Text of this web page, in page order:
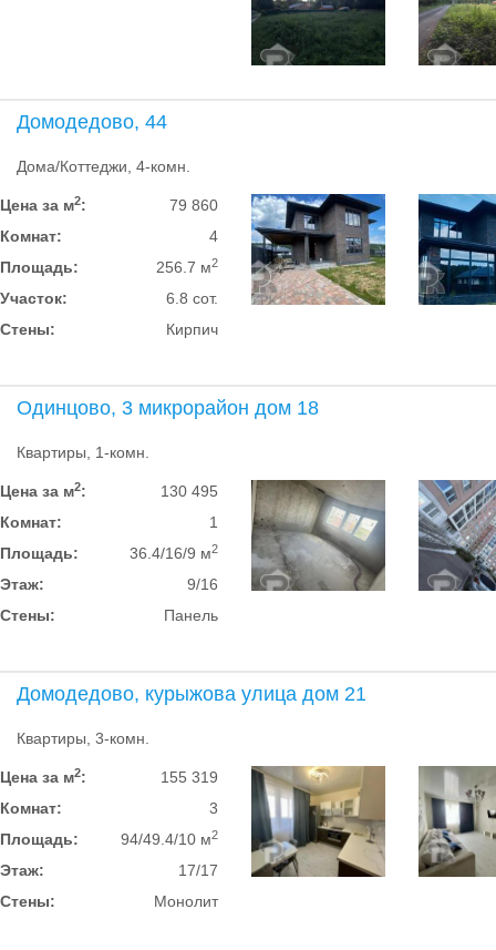
Домодедово, 44
Дома/Коттеджи, 4-комн.
Цена за м2:
79 860
Комнат:
4
Площадь:
256.7 м2
Участок:
6.8 сот.
Стены:
Кирпич
Одинцово, 3 микрорайон дом 18
Квартиры, 1-комн.
Цена за м2:
130 495
Комнат:
1
Площадь:
36.4/16/9 м2
Этаж:
9/16
Стены:
Панель
Домодедово, курыжова улица дом 21
Квартиры, 3-комн.
Цена за м2:
155 319
Комнат:
3
Площадь:
94/49.4/10 м2
Этаж:
17/17
Стены:
Монолит